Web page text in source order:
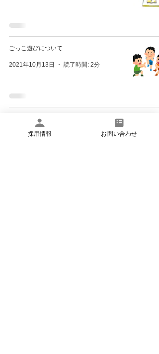
ごっこ遊びについて
2021年10月13日 読了時間: 2分
お子さんへの言葉がけ
2021年10月13日
採用情報 お問い合わせ